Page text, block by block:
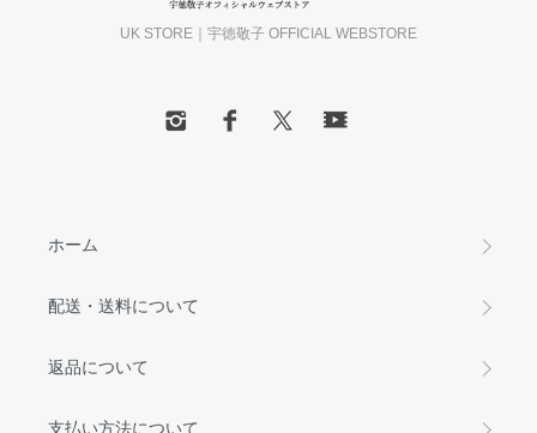
UK STORE｜宇徳敬子 OFFICIAL WEBSTORE
ホーム
配送・送料について
返品について
支払い方法について